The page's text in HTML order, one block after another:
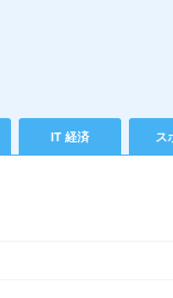
IT 経済 ス